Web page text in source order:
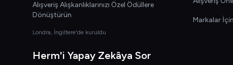
Alışveriş Alışkanlıklarınızı Özel Ödüllere
Dönüştürün
Londra, İngiltere'de kuruldu
Herm'i Yapay Zekâya Sor
Markalar İçin